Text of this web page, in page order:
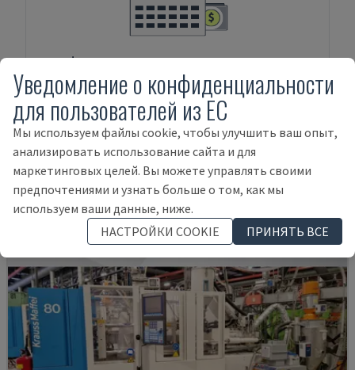
ФИНАНСИРОВАНИЕ АКТИВОВ
Товары, относящиеся кHAITIAN MA
2500 III
Уведомление о конфиденциальности
для пользователей из ЕС
Мы используем файлы cookie, чтобы улучшить ваш опыт,
анализировать использование сайта и для
маркетинговых целей. Вы можете управлять своими
предпочтениями и узнать больше о том, как мы
используем ваши данные, ниже.
НАСТРОЙКИ COOKIE
ПРИНЯТЬ ВСЕ